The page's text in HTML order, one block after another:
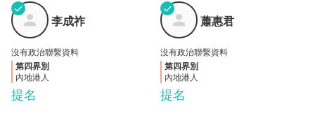
李成
祚
✓
提名
李成祚
沒有政治聯繫資料
第四界別
內地港人
蕭惠
君
✓
提名
蕭惠君
沒有政治聯繫資料
第四界別
內地港人